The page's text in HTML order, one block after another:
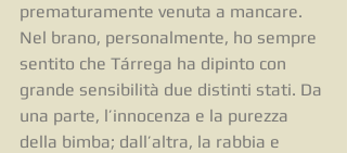
prematuramente venuta a mancare.
Nel brano, personalmente, ho sempre
sentito che Tárrega ha dipinto con
grande sensibilità due distinti stati. Da
una parte, l’innocenza e la purezza
della bimba; dall’altra, la rabbia e